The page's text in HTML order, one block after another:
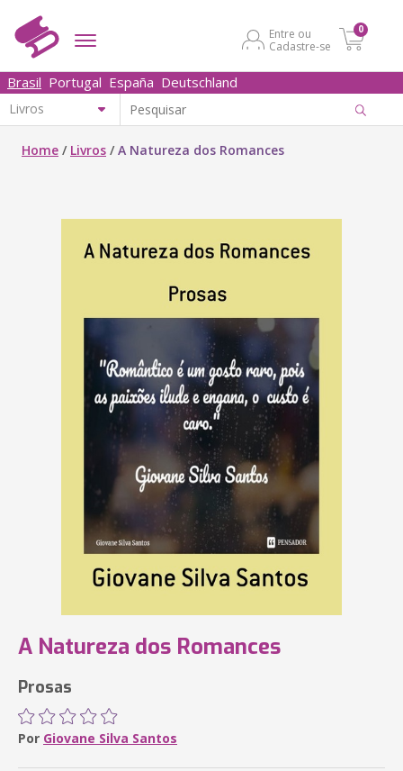
Entre ou
Cadastre-se
0
Brasil Portugal España Deutschland
Home / Livros /A Natureza dos Romances
A Natureza dos Romances
Prosas
Por Giovane Silva Santos